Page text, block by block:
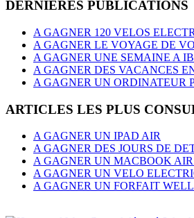
DERNIERES PUBLICATIONS
A GAGNER 120 VELOS
A GAGNER LE VOYAGE DE
A GAGNER UNE SEMAINE A
A GAGNER DES VACANCES
A GAGNER UN ORDINATEUR
ARTICLES LES PLUS
A GAGNER UN IPAD AIR
A GAGNER DES JOURS DE
A GAGNER UN MACBOOK AIR
A GAGNER UN VELO
A GAGNER UN FORFAIT